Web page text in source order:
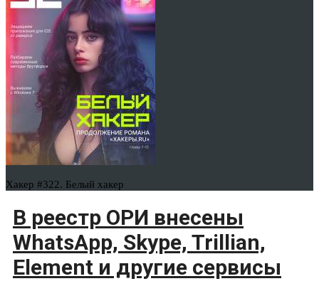
Хакер #322. Белый хакер
В реестр ОРИ внесены
WhatsApp, Skype, Trillian,
Element и другие сервисы